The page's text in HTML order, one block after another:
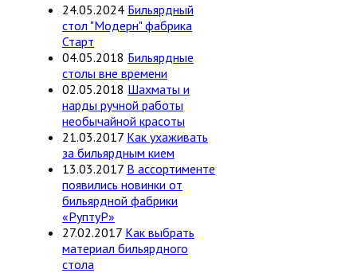
24.05.2024 Бильярдный
стол "Модерн" фабрика
Старт
04.05.2018 Бильярдные
столы вне времени
02.05.2018 Шахматы и
нарды ручной работы
необычайной красоты
21.03.2017 Как ухаживать
за бильярдным кием
13.03.2017 В ассортименте
появились новинки от
бильярдной фабрики
«РуптуР»
27.02.2017 Как выбрать
материал бильярдного
стола